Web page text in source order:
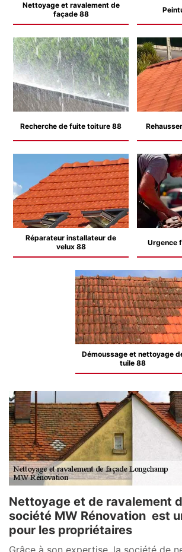
Nettoyage et ravalement de
façade 88
Recherche de fuite toiture 88
Réparateur installateur de
velux 88
Urgence
Démoussage et nettoyage
tuile 88
Nettoyage et de ravalement
société MW Rénovation est
pour les propriétaires
Grâce à son expertise, la société de